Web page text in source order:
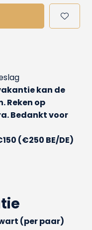
kan de
Reken op
Bedankt voor
(€250 BE/DE)
(per paar)